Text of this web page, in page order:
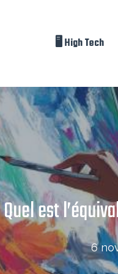
🖥️ High Tech
Quel est
6